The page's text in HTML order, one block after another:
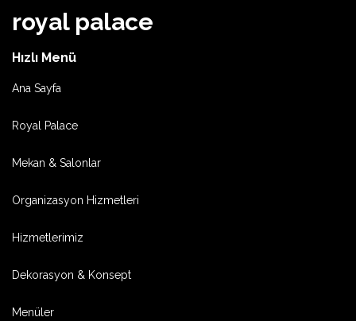
royal palace
Hızlı Menü
Ana Sayfa
Royal Palace
Mekan & Salonlar
Organizasyon Hizmetleri
Hizmetlerimiz
Dekorasyon & Konsept
Menüler